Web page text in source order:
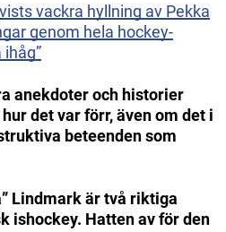
vackra hyllning av Pekka
genom hela hockey-
ihåg”
anekdoter och historier
det var förr, även om det i
beteenden som
Lindmark är två riktiga
ishockey. Hatten av för den